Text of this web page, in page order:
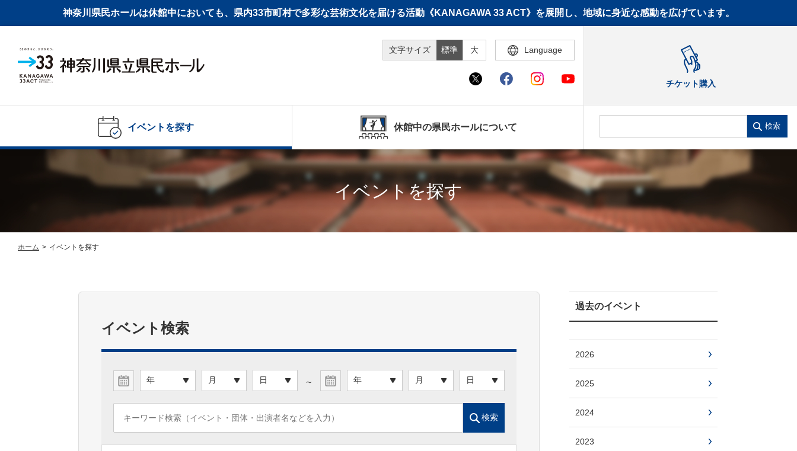
神奈川県民ホールは休館中においても、県内33市町村で多彩な芸術文化を届ける活動《KANAGAWA 33 ACT》を展開し、地域に身近な感動を広げています。
文字サイズ 標準 大 Language
チケット購入
イベントを探す 休館中の県民ホールについて 検索
イベントを探す
ホーム > イベントを探す
イベント検索
～
検索
過去のイベント
2026
2025
2024
2023